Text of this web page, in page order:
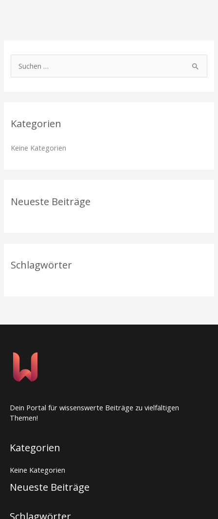
e
n
Kategorien
Keine Kategorien
Neueste Beiträge
Schlagwörter
Dein Portal für wissenswerte Beiträge zu vielfältigen
Themen!
Kategorien
Keine Kategorien
Neueste Beiträge
Schlagwörter